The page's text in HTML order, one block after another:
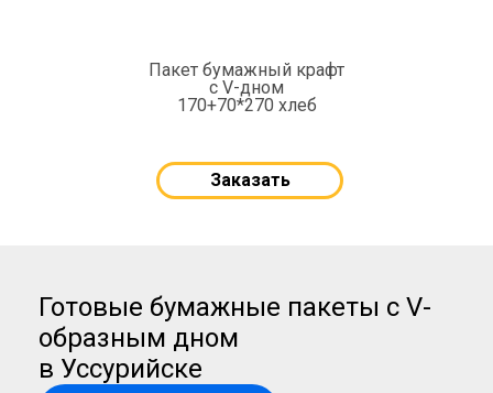
Пакет бумажный крафт
с V-дном
170+70*270 хлеб
Заказать
Готовые бумажные пакеты с V-
образным дном
в Уссурийске